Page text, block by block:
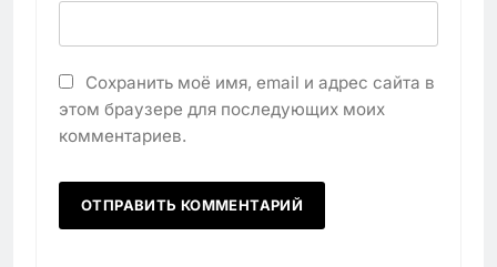
Сохранить моё имя, email и адрес сайта в
этом браузере для последующих моих
комментариев.